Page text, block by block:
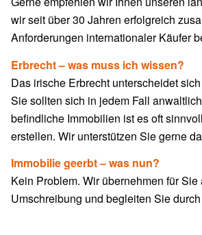
wir seit über 30 Jahren erfolgreich
Anforderungen internationaler Käufer
Erbrecht – was muss ich wissen?
Das irische Erbrecht unterscheidet
Sie sollten sich in jedem Fall
befindliche Immobilien ist es oft
erstellen. Wir unterstützen Sie gerne
Immobilie geerbt – was nun?
Kein Problem. Wir übernehmen für
Umschreibung und begleiten Sie